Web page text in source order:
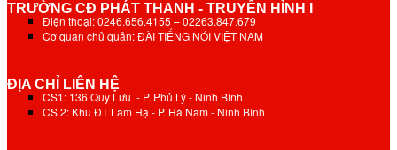
TRƯỜNG CĐ PHÁT THANH - TRUYỀN HÌNH I
Điện thoại: 0246.656.4155 – 02263.847.679
Cơ quan chủ quản: ĐÀI TIẾNG NÓI VIỆT NAM
ĐỊA CHỈ LIÊN HỆ
CS1: 136 Quy Lưu - P. Phủ Lý - Ninh Bình
CS 2: Khu ĐT Lam Hạ - P. Hà Nam - Ninh Bình